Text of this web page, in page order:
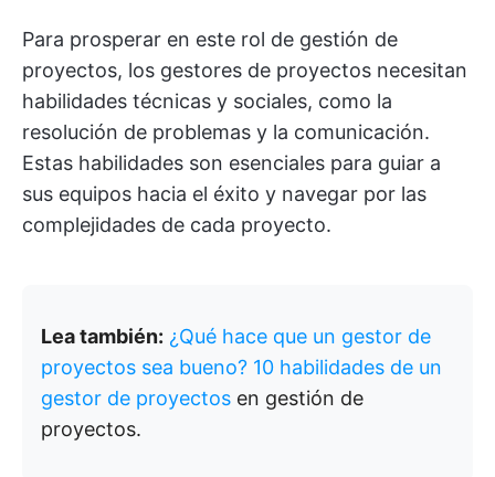
Para prosperar en este rol de gestión de
proyectos, los gestores de proyectos necesitan
habilidades técnicas y sociales, como la
resolución de problemas y la comunicación.
Estas habilidades son esenciales para guiar a
sus equipos hacia el éxito y navegar por las
complejidades de cada proyecto.
Lea también: ¿Qué hace que un gestor de
proyectos sea bueno? 10 habilidades de un
gestor de proyectos en gestión de
proyectos.